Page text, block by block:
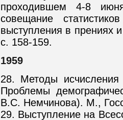
проходившем 4-8
совещание
выступления в прениях
с. 158-159.
1959
28. Методы
Проблемы
В.С. Немчинова). М.,
29. Выступление на